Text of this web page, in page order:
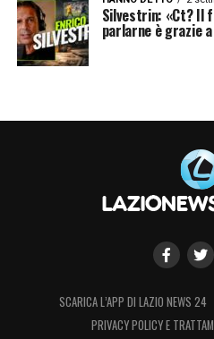
Silvestrin: «Ct? Il
parlarne è grazie
SCARICA L’APP DI LAZIO NEWS 24
PRIVACY POLICY E